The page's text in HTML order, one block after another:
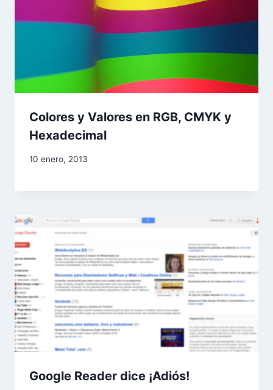
Colores y Valores en RGB, CMYK y
Hexadecimal
10 enero, 2013
Google Reader dice ¡Adiós!